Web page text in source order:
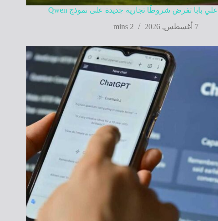
علي بابا تفرض شروطًا تجارية جديدة على نموذج Qwen
7 أغسطس, 2026
2 mins